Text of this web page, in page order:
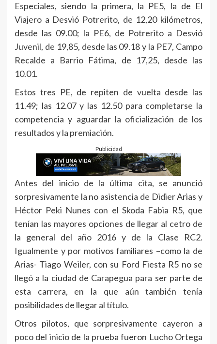
Especiales, siendo la primera, la PE5, la de El
Viajero a Desvió Potrerito, de 12,20 kilómetros,
desde las 09.00; la PE6, de Potrerito a Desvió
Juvenil, de 19,85, desde las 09.18 y la PE7, Campo
Recalde a Barrio Fátima, de 17,25, desde las
10.01.
Estos tres PE, de repiten de vuelta desde las
11.49; las 12.07 y las 12.50 para completarse la
competencia y aguardar la oficialización de los
resultados y la premiación.
Publicidad
Antes del inicio de la última cita, se anunció
sorpresivamente la no asistencia de Didier Arias y
Héctor Peki Nunes con el Skoda Fabia R5, que
tenían las mayores opciones de llegar al cetro de
la general del año 2016 y de la Clase RC2.
Igualmente y por motivos familiares –como la de
Arias- Tiago Weiler, con su Ford Fiesta R5 no se
llegó a la ciudad de Carapegua para ser parte de
esta carrera, en la que aún también tenía
posibilidades de llegar al título.
Otros pilotos, que sorpresivamente cayeron a
poco del inicio de la prueba fueron Lucho Ortega